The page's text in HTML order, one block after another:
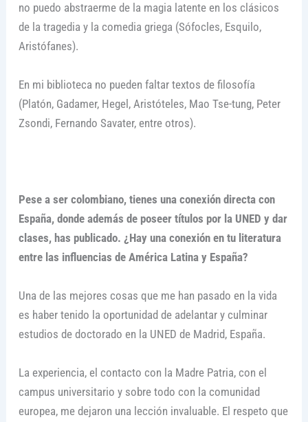
no puedo abstraerme de la magia latente en los clásicos
de la tragedia y la comedia griega (Sófocles, Esquilo,
Aristófanes).
En mi biblioteca no pueden faltar textos de filosofía
(Platón, Gadamer, Hegel, Aristóteles, Mao Tse-tung, Peter
Zsondi, Fernando Savater, entre otros).
Pese a ser colombiano, tienes una conexión directa con
España, donde además de poseer títulos por la UNED y dar
clases, has publicado. ¿Hay una conexión en tu literatura
entre las influencias de América Latina y España?
Una de las mejores cosas que me han pasado en la vida
es haber tenido la oportunidad de adelantar y culminar
estudios de doctorado en la UNED de Madrid, España.
La experiencia, el contacto con la Madre Patria, con el
campus universitario y sobre todo con la comunidad
europea, me dejaron una lección invaluable. El respeto que